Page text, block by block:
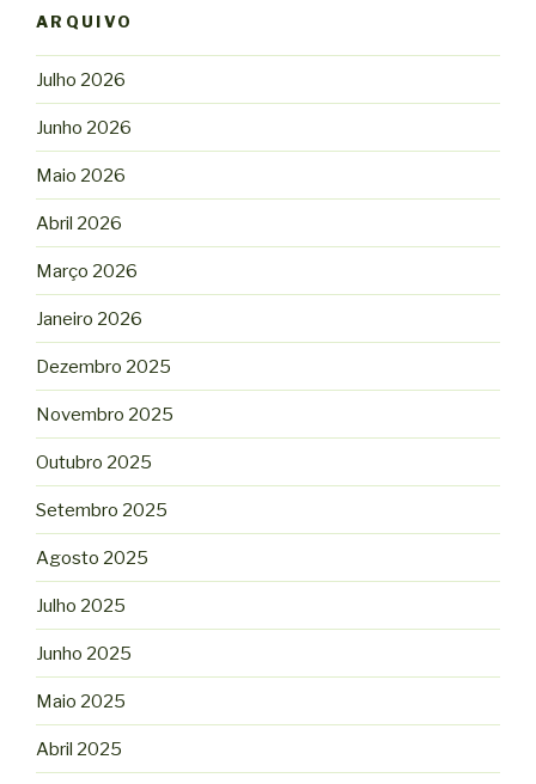
ARQUIVO
Julho 2026
Junho 2026
Maio 2026
Abril 2026
Março 2026
Janeiro 2026
Dezembro 2025
Novembro 2025
Outubro 2025
Setembro 2025
Agosto 2025
Julho 2025
Junho 2025
Maio 2025
Abril 2025